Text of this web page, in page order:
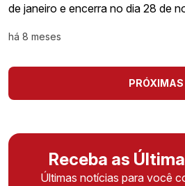
de janeiro e encerra no dia 28 de
há 8 meses
PRÓXIMAS
Receba as
Últimas notícias para você